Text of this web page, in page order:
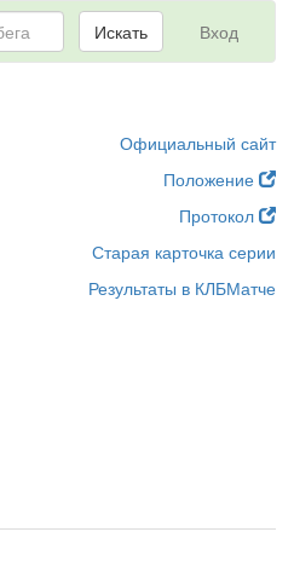
Вход
Искать
Официальный сайт
Положение
Протокол
Старая карточка серии
Результаты в КЛБМатче